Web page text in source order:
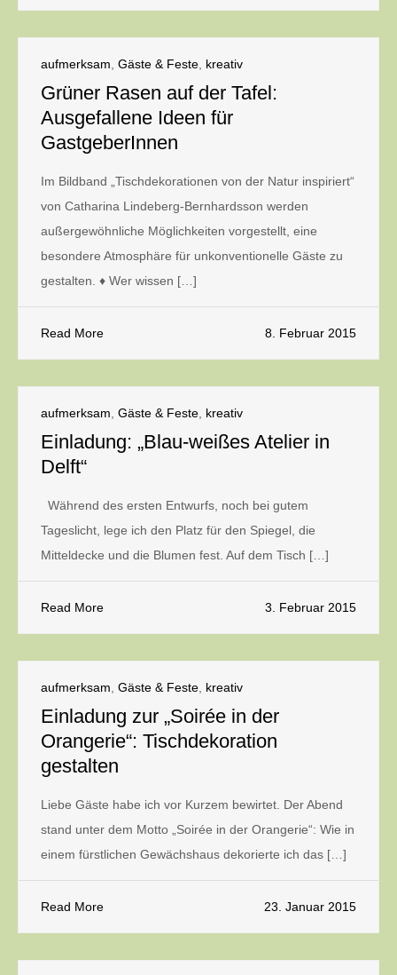
aufmerksam Gäste & Feste kreativ
Grüner Rasen auf der Tafel:
Ausgefallene Ideen für
GastgeberInnen
Im Bildband „Tischdekorationen von der Natur inspiriert“
von Catharina Lindeberg-Bernhardsson werden
außergewöhnliche Möglichkeiten vorgestellt, eine
besondere Atmosphäre für unkonventionelle Gäste zu
gestalten. ♦ Wer wissen […]
Read More 8. Februar 2015
aufmerksam Gäste & Feste kreativ
Einladung: „Blau-weißes Atelier in
Delft“
Während des ersten Entwurfs, noch bei gutem
Tageslicht, lege ich den Platz für den Spiegel, die
Mitteldecke und die Blumen fest. Auf dem Tisch […]
Read More 3. Februar 2015
aufmerksam Gäste & Feste kreativ
Einladung zur „Soirée in der
Orangerie“: Tischdekoration
gestalten
Liebe Gäste habe ich vor Kurzem bewirtet. Der Abend
stand unter dem Motto „Soirée in der Orangerie“: Wie in
einem fürstlichen Gewächshaus dekorierte ich das […]
Read More 23. Januar 2015